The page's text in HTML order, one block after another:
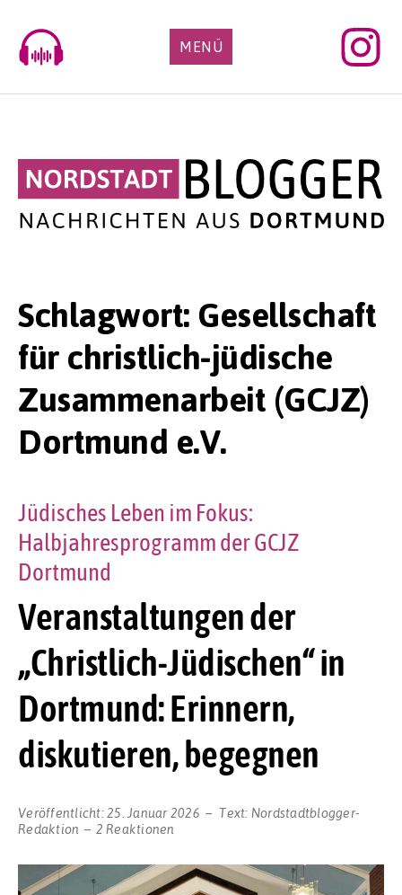
content
MENÜ
Schlagwort: Gesellschaft
für christlich-jüdische
Zusammenarbeit (GCJZ)
Dortmund e.V.
Veranstaltungen der
„Christlich-Jüdischen“ in
Dortmund: Erinnern,
diskutieren, begegnen
Jüdisches Leben im Fokus:
Halbjahresprogramm der GCJZ
Dortmund
Veröffentlicht:25. Januar 2026 Text: Nordstadtblogger-
Redaktion
2 Reaktionen